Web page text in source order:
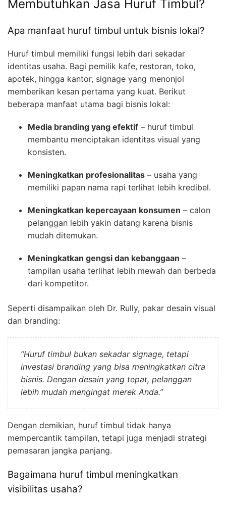
Membutuhkan Jasa Huruf Timbul?
Apa manfaat huruf timbul untuk bisnis lokal?
Huruf timbul memiliki fungsi lebih dari sekadar
identitas usaha. Bagi pemilik kafe, restoran, toko,
apotek, hingga kantor, signage yang menonjol
memberikan kesan pertama yang kuat. Berikut
beberapa manfaat utama bagi bisnis lokal:
Media branding yang efektif – huruf timbul
membantu menciptakan identitas visual yang
konsisten.
Meningkatkan profesionalitas – usaha yang
memiliki papan nama rapi terlihat lebih kredibel.
Meningkatkan kepercayaan konsumen – calon
pelanggan lebih yakin datang karena bisnis
mudah ditemukan.
Meningkatkan gengsi dan kebanggaan –
tampilan usaha terlihat lebih mewah dan berbeda
dari kompetitor.
Seperti disampaikan oleh Dr. Rully, pakar desain visual
dan branding:
“Huruf timbul bukan sekadar signage, tetapi
investasi branding yang bisa meningkatkan citra
bisnis. Dengan desain yang tepat, pelanggan
lebih mudah mengingat merek Anda.”
Dengan demikian, huruf timbul tidak hanya
mempercantik tampilan, tetapi juga menjadi strategi
pemasaran jangka panjang.
Bagaimana huruf timbul meningkatkan
visibilitas usaha?